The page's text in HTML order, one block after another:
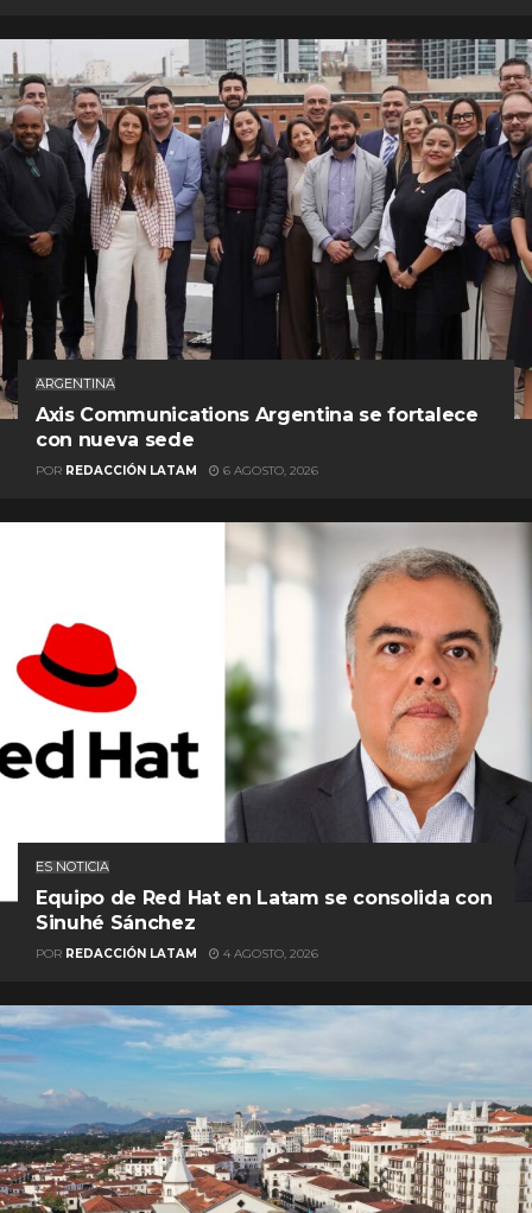
ARGENTINA
Axis Communications Argentina se fortalece
con nueva sede
POR REDACCIÓN LATAM 6 AGOSTO, 2026
ES NOTICIA
Equipo de Red Hat en Latam se consolida con
Sinuhé Sánchez
POR REDACCIÓN LATAM 4 AGOSTO, 2026